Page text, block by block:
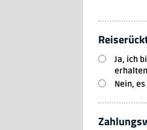
Ja, ich
Nein,